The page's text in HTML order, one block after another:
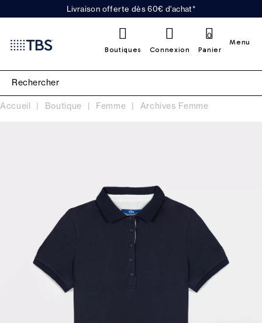
Livraison offerte dès 60€ d'achat*
Boutiques Connexion Panier
0
Menu
Accueil Boutique Femme Archives Femme